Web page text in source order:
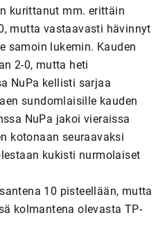
kurittanut mm. erittäin
mutta vastaavasti hävinnyt
samoin lukemin. Kauden
2-0, mutta heti
NuPa kellisti sarjaa
sundomlaisille kauden
NuPa jakoi vieraissa
kotonaan seuraavaksi
kukisti nurmolaiset
10 pisteellään, mutta
kolmantena olevasta TP-